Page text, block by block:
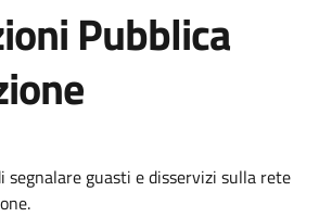
Pubblica
segnalare guasti e disservizi sulla rete